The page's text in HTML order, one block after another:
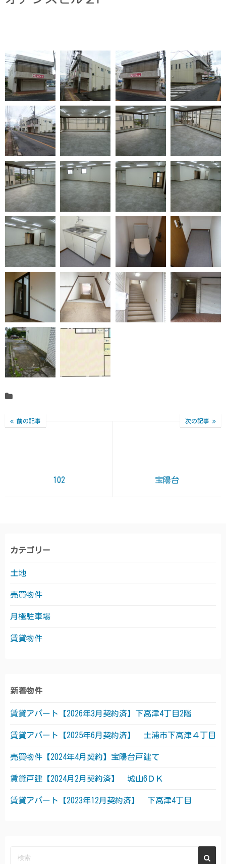
前の記事
102
次の記事
宝陽台
カテゴリー
土地
売買物件
月極駐車場
賃貸物件
新着物件
賃貸アパート【2026年3月契約済】下高津4丁目2階
賃貸アパート【2025年6月契約済】 土浦市下高津４丁目
売買物件【2024年4月契約】宝陽台戸建て
賃貸戸建【2024月2月契約済】 城山6ＤＫ
賃貸アパート【2023年12月契約済】 下高津4丁目